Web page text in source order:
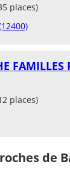
places)
FAMILLES
places)
de